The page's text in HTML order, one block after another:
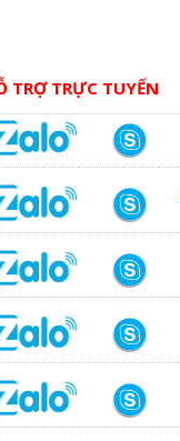
TRỢ TRỰC TUYẾN